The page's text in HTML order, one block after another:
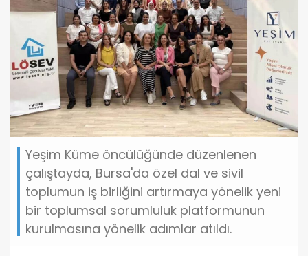
Yeşim Küme öncülüğünde düzenlenen
çalıştayda, Bursa'da özel dal ve sivil
toplumun iş birliğini artırmaya yönelik yeni
bir toplumsal sorumluluk platformunun
kurulmasına yönelik adımlar atıldı.